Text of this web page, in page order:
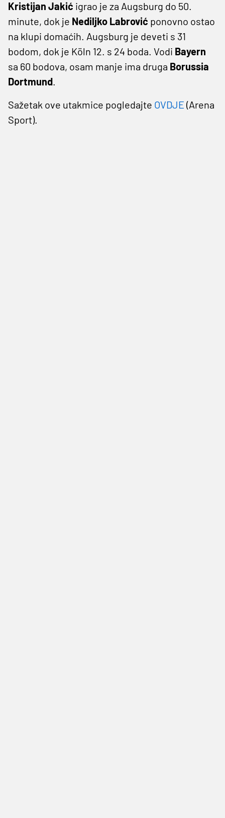
Kristijan Jakić igrao je za Augsburg do 50.
minute, dok je Nediljko Labrović ponovno ostao
na klupi domaćih. Augsburg je deveti s 31
bodom, dok je Köln 12. s 24 boda. Vodi Bayern
sa 60 bodova, osam manje ima druga Borussia
Dortmund.
Sažetak ove utakmice pogledajte OVDJE (Arena
Sport).